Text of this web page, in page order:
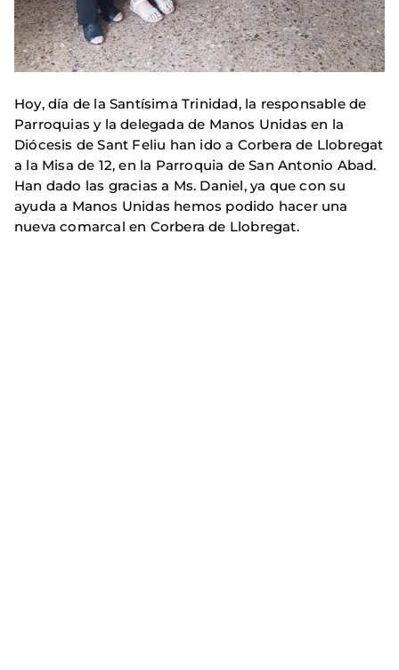
Hoy, día de la Santísima Trinidad, la responsable de
Parroquias y la delegada de Manos Unidas en la
Diócesis de Sant Feliu han ido a Corbera de Llobregat
a la Misa de 12, en la Parroquia de San Antonio Abad.
Han dado las gracias a Ms. Daniel, ya que con su
ayuda a Manos Unidas hemos podido hacer una
nueva comarcal en Corbera de Llobregat.